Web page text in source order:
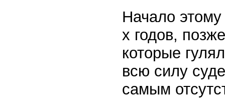
Начало
х годов,
которые
всю силу
самым